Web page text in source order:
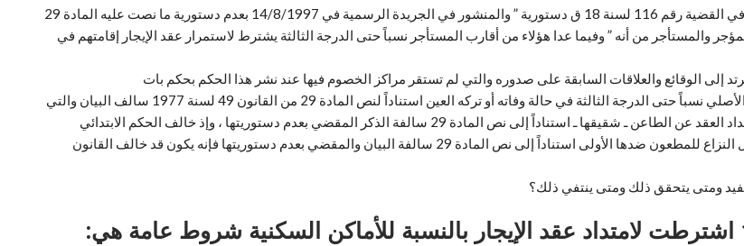
إذ كانت المحكمة الدستورية العليا قد قضت في حكمها الصادر بتاريخ 2/8/1997 في القضية رقم 116 لسنة 18 ق دستورية ” والمنشور في الجريدة الرسمية في 14/8/1997 بعدم دستورية ما نصت عليه المادة 29
العلاقة بين المؤجر والمستأجر من أنه ” وفيما عدا هؤلاء من أقارب المستأجر نسباً حتى الدرجة الثالثة يشترط لاستمرار عقد الإيجار إقامتهم في
إلى الوقائع والعلاقات السابقة على صدوره والتي لم تستقر مراكز الخصوم فيها عند نشر هذا الحكم بحكم بات
أو بالتقادم مما مؤداه انحسار الامتداد القانوني لعقد الإيجار عن أقارب المستأجر الأصلي نسباً حتى الدرجة الثالثة في حالة وفاته أو تركه العين استناداً لنص المادة 29 من القانون 49 لسنة 1977 سالف البيان والتي
لا يجوز تطبيقها للقضاء بعدم دستوريتها فلا تستفيد المطعون ضدها الأولى من امتداد العقد عن الطاعن ـ شقيقها ـ استناداً إلى نص المادة 29 سالفة الذكر المقضي بعدم دستوريتها ، وإذ خالف الحكم الابتدائي
والمؤيد بالحكم المطعون فيه هذا النظر وأقام قضاءه بامتداد عقد إيجار العين محل النزاع للمطعون ضدها الأولى استناداً إلى نص المادة 29 سالفة البيان والمقضي بعدم دستوريتها فإنه يكون قد خالف القانون